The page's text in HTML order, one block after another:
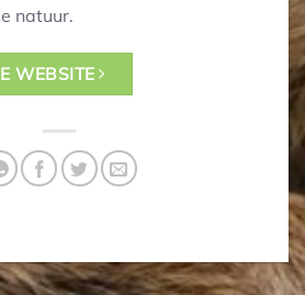
natuur.
WEBSITE